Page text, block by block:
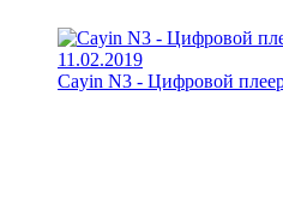
11.02.2019
Cayin N3 - Цифровой